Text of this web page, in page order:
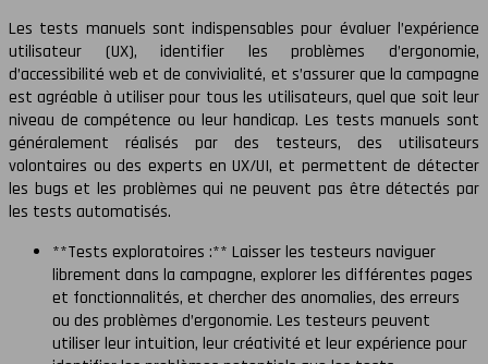
Les tests manuels sont indispensables pour évaluer l’expérience
utilisateur (UX), identifier les problèmes d’ergonomie,
d’accessibilité web et de convivialité, et s’assurer que la campagne
est agréable à utiliser pour tous les utilisateurs, quel que soit leur
niveau de compétence ou leur handicap. Les tests manuels sont
généralement réalisés par des testeurs, des utilisateurs
volontaires ou des experts en UX/UI, et permettent de détecter
les bugs et les problèmes qui ne peuvent pas être détectés par
les tests automatisés.
**Tests exploratoires :** Laisser les testeurs naviguer
librement dans la campagne, explorer les différentes pages
et fonctionnalités, et chercher des anomalies, des erreurs
ou des problèmes d’ergonomie. Les testeurs peuvent
utiliser leur intuition, leur créativité et leur expérience pour